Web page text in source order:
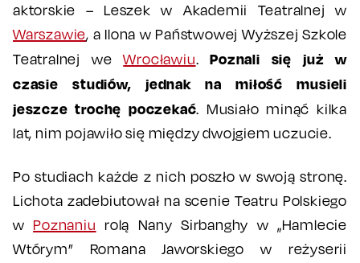
aktorskie – Leszek w Akademii Teatralnej w
Warszawie, a Ilona w Państwowej Wyższej Szkole
Teatralnej weWrocławiu.Poznali się już w
czasie studiów, jednak na miłość musieli
jeszcze trochę poczekać. Musiało minąć kilka
lat, nim pojawiło się między dwojgiem uczucie.
Po studiach każde z nich poszło w swoją stronę.
Lichota zadebiutował na scenie Teatru Polskiego
w Poznaniu rolą Nany Sirbanghy w „Hamlecie
Wtórym” Romana Jaworskiego w reżyserii